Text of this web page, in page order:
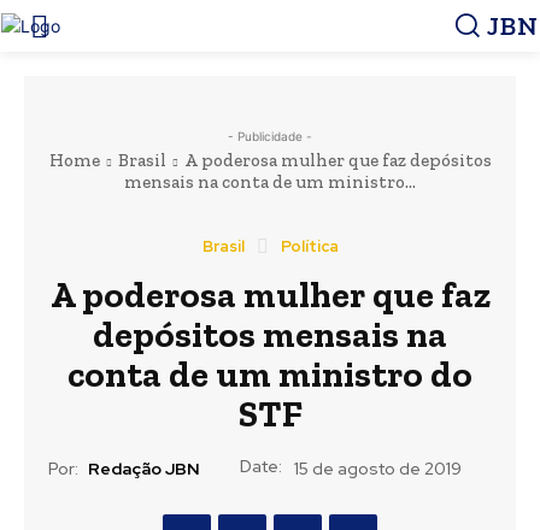
JBN
- Publicidade -
Home Brasil
A poderosa mulher que faz depósitos
mensais na conta de um ministro...
Brasil Política
A poderosa mulher que faz
depósitos mensais na
conta de um ministro do
STF
Por: Redação JBN Date: 15 de agosto de 2019